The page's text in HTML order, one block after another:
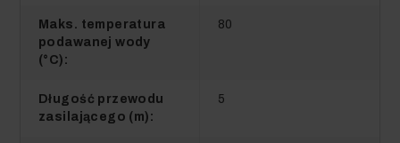
Maks. temperatura
podawanej wody
(°C):
80
Długość przewodu
zasilającego (m):
5